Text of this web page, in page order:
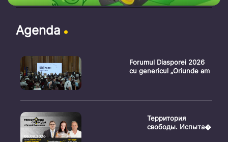
Agenda
Forumul Diasporei 2026
cu genericul „Oriunde am
Территория
свободы. Испыта�